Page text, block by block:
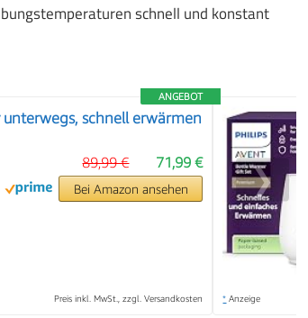
schnell und konstant
ANGEBOT
schnell erwärmen
71,99 €
89,99 €
Bei Amazon ansehen
Preis inkl. MwSt., zzgl. Versandkosten * Anzeige
❯